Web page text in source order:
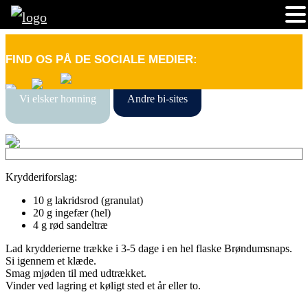
FIND OS PÅ DE SOCIALE MEDIER:
Vi elsker honning Andre bi-sites
Krydderiforslag:
10 g lakridsrod (granulat)
20 g ingefær (hel)
4 g rød sandeltræ
Lad krydderierne trække i 3-5 dage i en hel flaske Brøndumsnaps.
Si igennem et klæde.
Smag mjøden til med udtrækket.
Vinder ved lagring et køligt sted et år eller to.